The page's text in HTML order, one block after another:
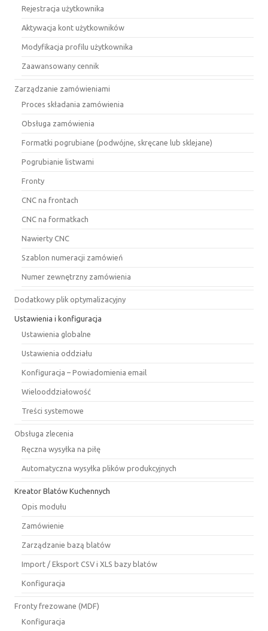
Rejestracja użytkownika
Aktywacja kont użytkowników
Modyfikacja profilu użytkownika
Zaawansowany cennik
Zarządzanie zamówieniami
Proces składania zamówienia
Obsługa zamówienia
Formatki pogrubiane (podwójne, skręcane lub sklejane)
Pogrubianie listwami
Fronty
CNC na frontach
CNC na formatkach
Nawierty CNC
Szablon numeracji zamówień
Numer zewnętrzny zamówienia
Dodatkowy plik optymalizacyjny
Ustawienia i konfiguracja
Ustawienia globalne
Ustawienia oddziału
Konfiguracja – Powiadomienia email
Wielooddziałowość
Treści systemowe
Obsługa zlecenia
Ręczna wysyłka na piłę
Automatyczna wysyłka plików produkcyjnych
Kreator Blatów Kuchennych
Opis modułu
Zamówienie
Zarządzanie bazą blatów
Import / Eksport CSV i XLS bazy blatów
Konfiguracja
Fronty frezowane (MDF)
Konfiguracja